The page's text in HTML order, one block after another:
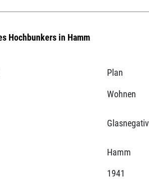
Hochbunkers in Hamm
Plan
Wohnen
Glasnegativ
Hamm
1941